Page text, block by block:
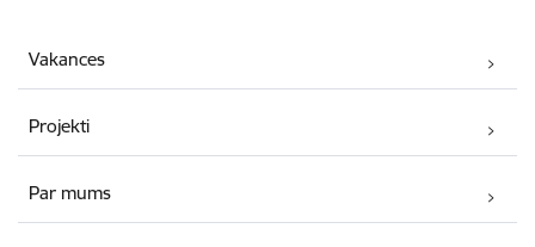
Vakances
Projekti
Par mums